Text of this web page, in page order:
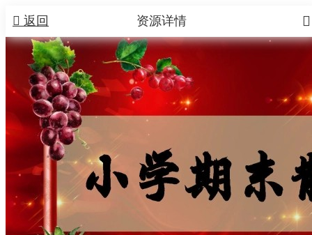
 返回 
资源详情